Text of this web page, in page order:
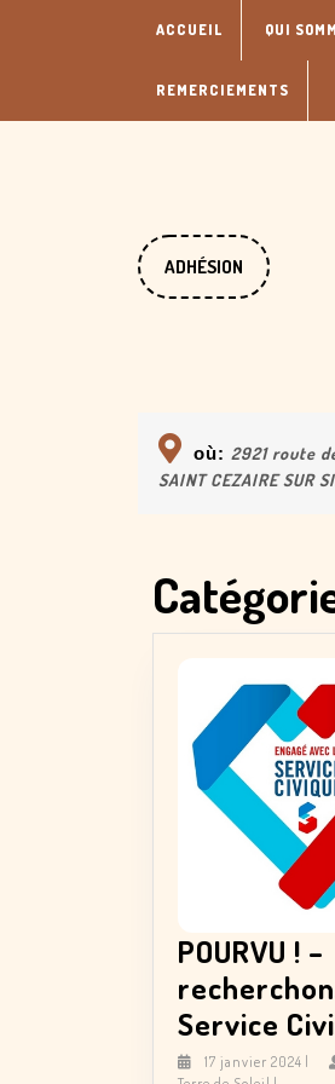
ACCUEIL QUI
REMERCIEMENTS
ADHÉSION
DONATE
NOW
où: 2921 route
SAINT CEZAIRE SUR
POURVU ! –
Service
17 janvier 2024 17|